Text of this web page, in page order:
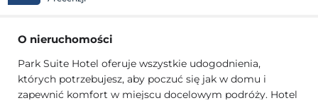
O nieruchomości
Park Suite Hotel oferuje wszystkie udogodnienia,
których potrzebujesz, aby poczuć się jak w domu i
zapewnić komfort w miejscu docelowym podróży. Hotel